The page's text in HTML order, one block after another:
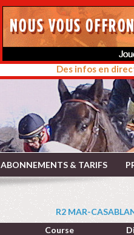
Des infos en
ABONNEMENTS & TARIFS
R2 MAR-
Course